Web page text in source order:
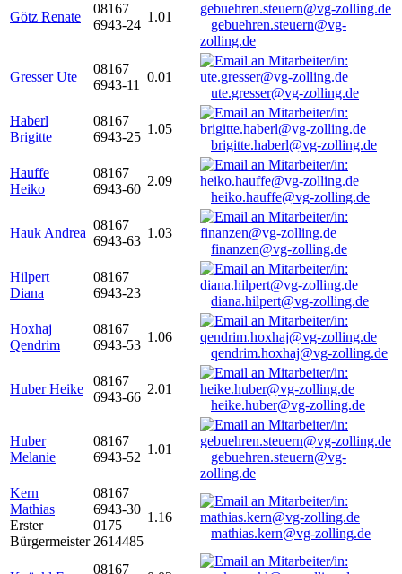
Götz Renate
08167
6943-24
1.01
gebuehren.steuern@vg-
zolling.de
Gresser Ute
08167
6943-11
0.01
ute.gresser@vg-zolling.de
Haberl
Brigitte
08167
6943-25
1.05
brigitte.haberl@vg-zolling.de
Hauffe
Heiko
08167
6943-60
2.09
heiko.hauffe@vg-zolling.de
Hauk Andrea
08167
6943-63
1.03
finanzen@vg-zolling.de
Hilpert
Diana
08167
6943-23
diana.hilpert@vg-zolling.de
Hoxhaj
Qendrim
08167
6943-53
1.06
qendrim.hoxhaj@vg-zolling.de
Huber Heike
08167
6943-66
2.01
heike.huber@vg-zolling.de
Huber
Melanie
08167
6943-52
1.01
gebuehren.steuern@vg-
zolling.de
Kern
Mathias
Erster
Bürgermeister
08167
6943-30
0175
2614485
1.16
mathias.kern@vg-zolling.de
08167